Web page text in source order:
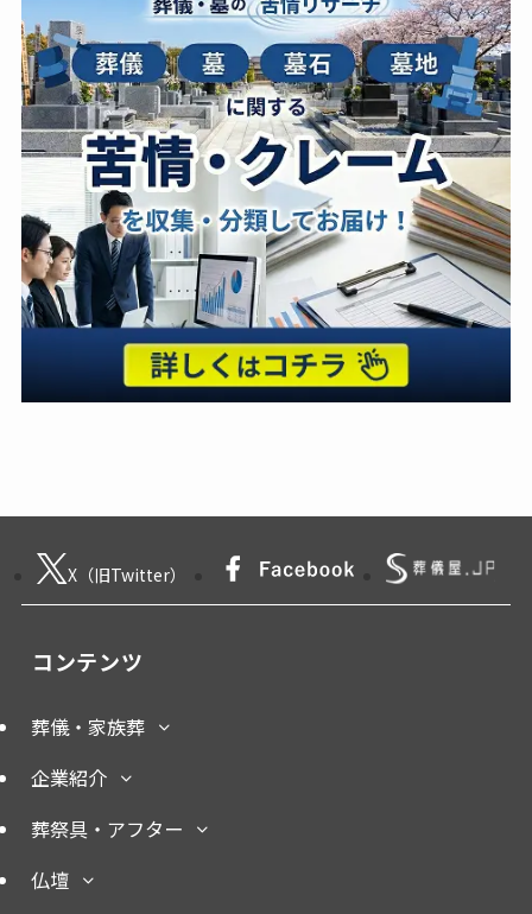
X（旧Twitter）
コンテンツ
葬儀・家族葬
企業紹介
葬祭具・アフター
仏壇